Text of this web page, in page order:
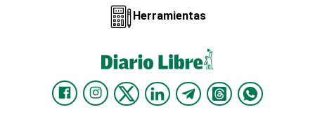
Herramientas